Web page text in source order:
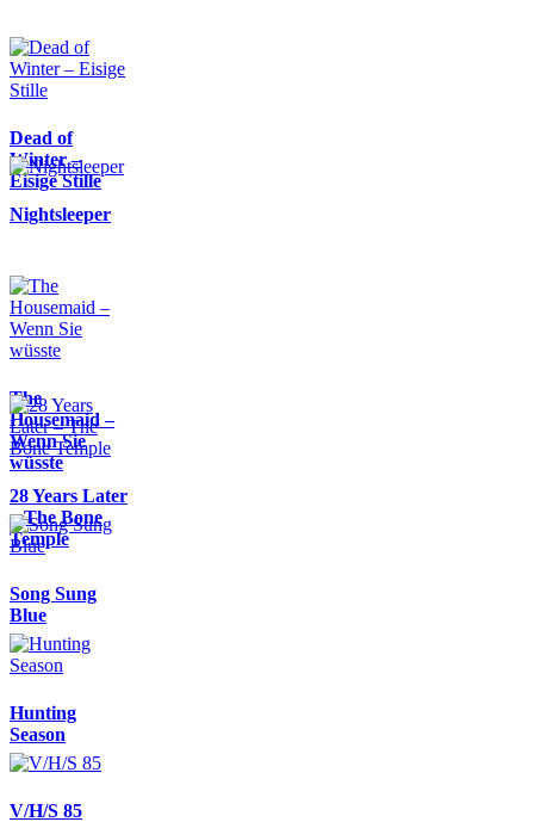
Dead of
Winter –
Eisige Stille
Nightsleeper
The
Housemaid –
Wenn Sie
wüsste
28 Years Later
– The Bone
Temple
Song Sung
Blue
Hunting
Season
V/H/S 85